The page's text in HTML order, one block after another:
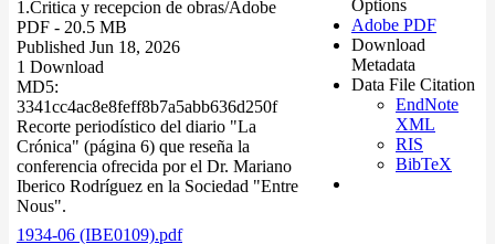
1.Critica y recepcion de obras/Adobe
PDF - 20.5 MB
Published Jun 18, 2026
1 Download
MD5:
3341cc4ac8e8feff8b7a5abb636d250f
Recorte periodístico del diario "La
Crónica" (página 6) que reseña la
conferencia ofrecida por el Dr. Mariano
Iberico Rodríguez en la Sociedad "Entre
Nous".
Options
Adobe PDF
Download
Metadata
Data File Citation
EndNote
XML
RIS
BibTeX
1934-06 (IBE0109).pdf